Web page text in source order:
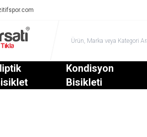
Kondisyon
Bisikleti